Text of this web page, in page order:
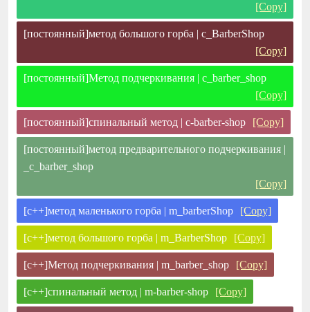
[Copy]
[постоянный]метод большого горба | c_BarberShop
[Copy]
[постоянный]Метод подчеркивания | c_barber_shop
[Copy]
[постоянный]спинальный метод | c-barber-shop [Copy]
[постоянный]метод предварительного подчеркивания |
_c_barber_shop
[Copy]
[c++]метод маленького горба | m_barberShop [Copy]
[c++]метод большого горба | m_BarberShop [Copy]
[c++]Метод подчеркивания | m_barber_shop [Copy]
[c++]спинальный метод | m-barber-shop [Copy]